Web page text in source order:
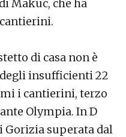
Makuc, che ha
di casa non è
insufficienti 22
i cantierini, terzo
Olympia. In D
Gorizia superata dal